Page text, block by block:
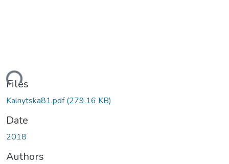
Files
Kalnytska81.pdf(279.16 KB)
Date
2018
Authors